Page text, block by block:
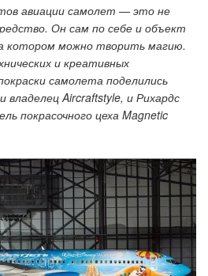
авиации самолет — это не
Он сам по себе и объект
котором можно творить магию.
и креативных
самолета поделились
владелец Aircraftstyle, и Рихардс
покрасочного цеха Magnetic